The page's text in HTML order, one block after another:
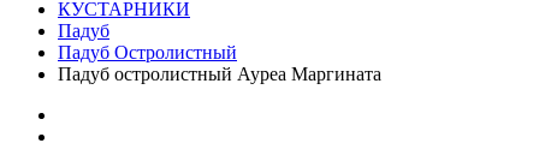
КУСТАРНИКИ
Падуб
Падуб Остролистный
Падуб остролистный Ауреа Маргината